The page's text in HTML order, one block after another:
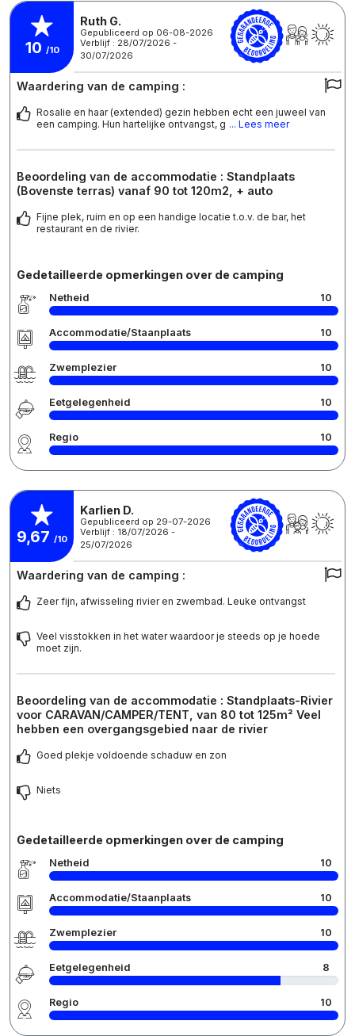
10 /10
Ruth G.
Gepubliceerd op 06-08-2026
Verblijf : 28/07/2026 -
30/07/2026
Waardering van de camping :
Rosalie en haar (extended) gezin hebben echt een juweel van
een camping. Hun hartelijke ontvangst, g ... Lees meer
Beoordeling van de accommodatie : Standplaats
(Bovenste terras) vanaf 90 tot 120m2, + auto
Fijne plek, ruim en op een handige locatie t.o.v. de bar, het
restaurant en de rivier.
Gedetailleerde opmerkingen over de camping
Netheid 10
Accommodatie/Staanplaats 10
Zwemplezier 10
Eetgelegenheid 10
Regio 10
9,67 /10
Karlien D.
Gepubliceerd op 29-07-2026
Verblijf : 18/07/2026 -
25/07/2026
Waardering van de camping :
Zeer fijn, afwisseling rivier en zwembad. Leuke ontvangst
Veel visstokken in het water waardoor je steeds op je hoede
moet zijn.
Beoordeling van de accommodatie : Standplaats-Rivier
voor CARAVAN/CAMPER/TENT, van 80 tot 125m² Veel
hebben een overgangsgebied naar de rivier
Goed plekje voldoende schaduw en zon
Niets
Gedetailleerde opmerkingen over de camping
Netheid 10
Accommodatie/Staanplaats 10
Zwemplezier 10
Eetgelegenheid 8
Regio 10